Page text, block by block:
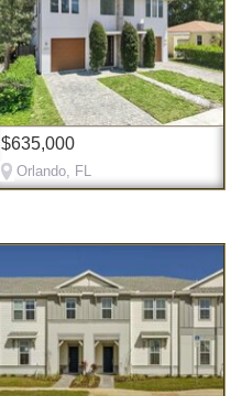
$635,000
Orlando, FL